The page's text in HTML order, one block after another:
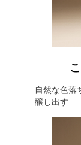
自然な色落
醸し出す